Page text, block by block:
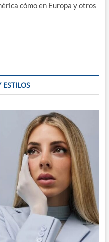
cómo en Europa y otros
ESTILOS